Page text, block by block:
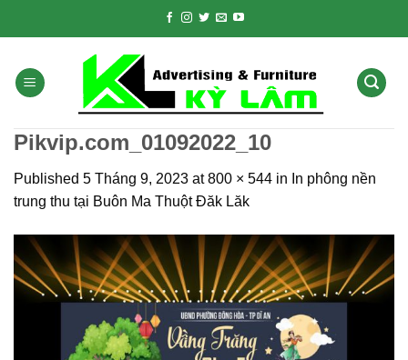
Pikvip.com_01092022_10
Published 5 Tháng 9, 2023 at800 × 544 in In phông nền
trung thu tại Buôn Ma Thuột Đăk Lăk